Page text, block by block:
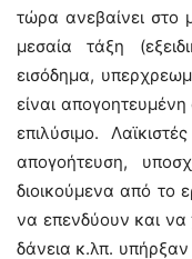
τώρα ανεβαίνει στο
μεσαία τάξη
εισόδημα,
είναι
επιλύσιμο.
απογοήτευση,
διοικούμενα από το
να επενδύουν και
δάνεια κ.λπ.